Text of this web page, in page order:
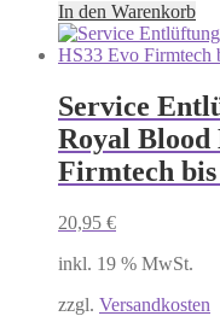
In den Warenkorb
Service
Royal Blood
Firmtech bis
20,95 €
inkl. 19 % MwSt.
zzgl. Versandkosten